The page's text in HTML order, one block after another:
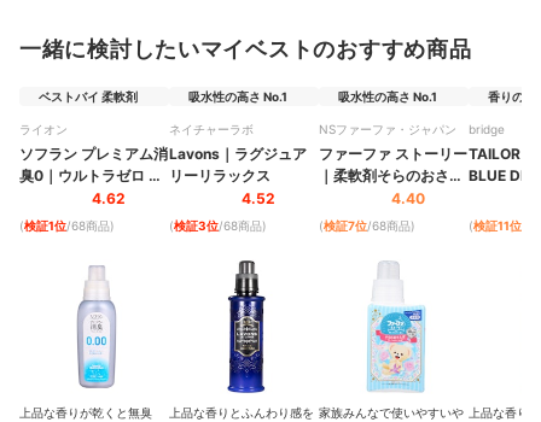
一緒に検討したいマイベストのおすすめ商品
ベストバイ 柔軟剤
ライオン
ソフラン プレミアム消
臭0 ｜ ウルトラゼロ ピ
ュアソープの香り
4.62
(検証1位/68商品)
上品な香りが乾くと無臭
吸水性の高さ No.1
ネイチャーラボ
Lavons ｜ ラグジュア
リーリラックス
4.52
(検証3位/68商品)
上品な香りとふんわり感を
吸水性の高さ No.1
NSファーファ・ジャパン
ファーファ ストーリー
｜ 柔軟剤そらのおさん
4.40
(検証7位/68商品)
家族みんなで使いやすいや
香りのよ
bridge
TAILOR
BLUE
(検証11位
上品な香り